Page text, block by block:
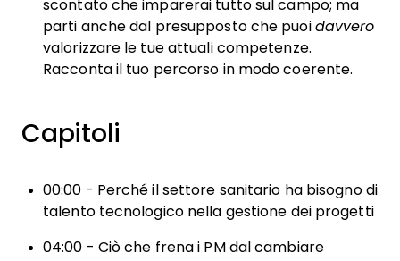
scontato che imparerai tutto sul campo; ma
parti anche dal presupposto che puoi davvero
valorizzare le tue attuali competenze.
Racconta il tuo percorso in modo coerente.
Capitoli
00:00 - Perché il settore sanitario ha bisogno di
talento tecnologico nella gestione dei progetti
04:00 - Ciò che frena i PM dal cambiare